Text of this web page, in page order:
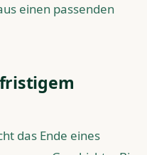
einen passenden
das Ende eines